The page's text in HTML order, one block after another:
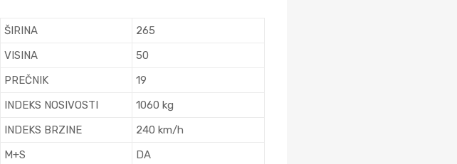
ŠIRINA
265
VISINA
50
PREČNIK
19
INDEKS NOSIVOSTI
1060 kg
INDEKS BRZINE
240 km/h
M+S
DA